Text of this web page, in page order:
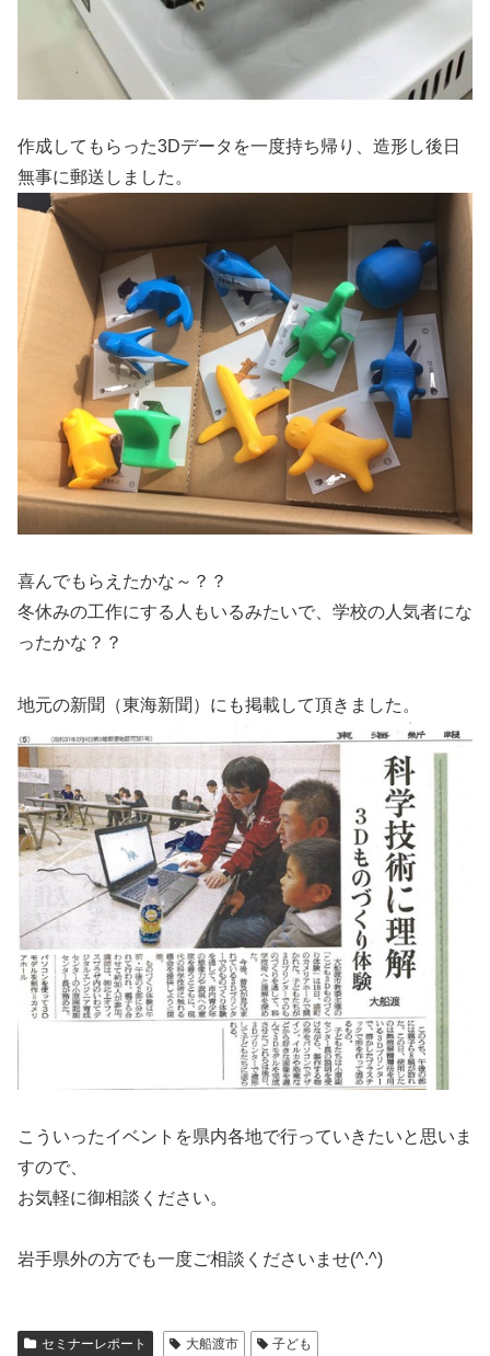
作成してもらった3Dデータを一度持ち帰り、造形し後日
無事に郵送しました。
喜んでもらえたかな～？？
冬休みの工作にする人もいるみたいで、学校の人気者にな
ったかな？？
地元の新聞（東海新聞）にも掲載して頂きました。
こういったイベントを県内各地で行っていきたいと思いま
すので、
お気軽に御相談ください。
岩手県外の方でも一度ご相談くださいませ(^.^)
セミナーレポート 大船渡市 子ども